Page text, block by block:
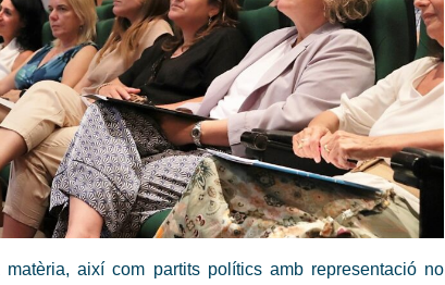
així com partits polítics amb representació no